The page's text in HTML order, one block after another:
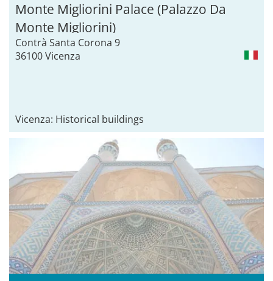
Monte Migliorini Palace (Palazzo Da
Monte Migliorini)
Contrà Santa Corona 9
36100 Vicenza
Vicenza: Historical buildings